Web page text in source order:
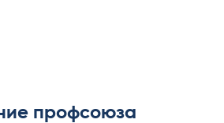
профсоюза